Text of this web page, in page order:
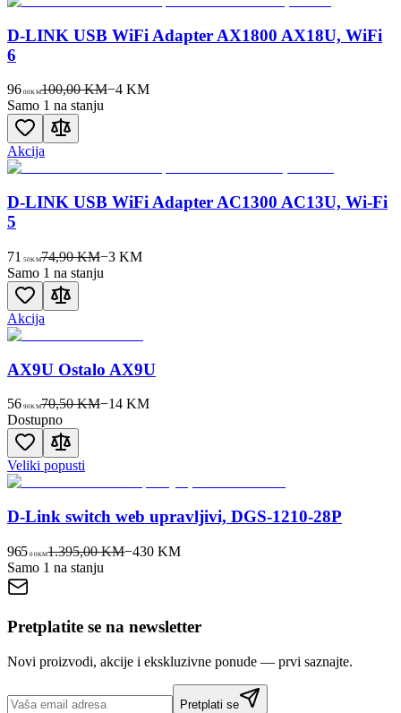
D-LINK USB WiFi Adapter AX1800 AX18U, WiFi
6
96 00KM100,00 KM−4KM
Samo 1 na stanju
Akcija
D-LINK USB WiFi Adapter AC1300 AC13U, Wi-Fi
5
71 50KM74,90 KM−3KM
Samo 1 na stanju
Akcija
AX9U Ostalo AX9U
56 90KM70,50 KM−14KM
Dostupno
Veliki popusti
D-Link switch web upravljivi, DGS-1210-28P
965 00KM1.395,00 KM−430 KM
Samo 1 na stanju
Pretplatite se na newsletter
Novi proizvodi, akcije i ekskluzivne ponude — prvi saznajte.
Pretplati se